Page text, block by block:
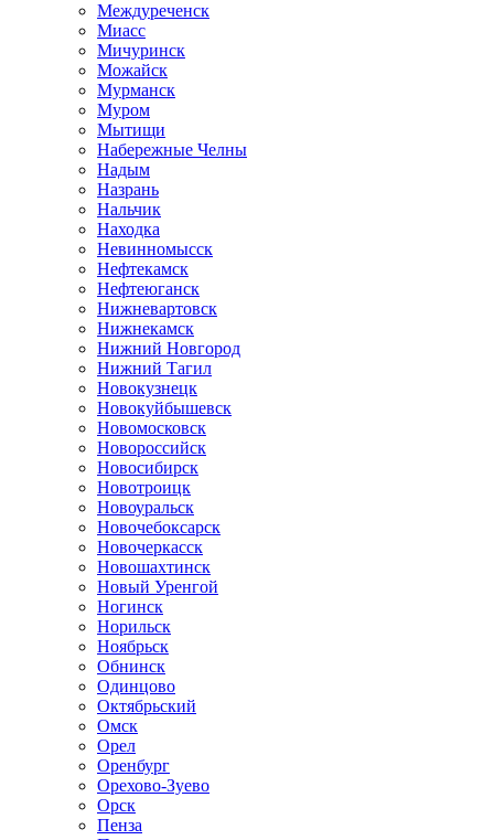
Междуреченск
Миасс
Мичуринск
Можайск
Мурманск
Муром
Мытищи
Набережные Челны
Надым
Назрань
Нальчик
Находка
Невинномысск
Нефтекамск
Нефтеюганск
Нижневартовск
Нижнекамск
Нижний Новгород
Нижний Тагил
Новокузнецк
Новокуйбышевск
Новомосковск
Новороссийск
Новосибирск
Новотроицк
Новоуральск
Новочебоксарск
Новочеркасск
Новошахтинск
Новый Уренгой
Ногинск
Норильск
Ноябрьск
Обнинск
Одинцово
Октябрьский
Омск
Орел
Оренбург
Орехово-Зуево
Орск
Пенза